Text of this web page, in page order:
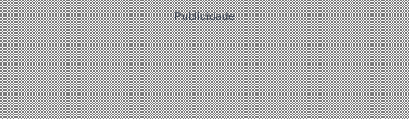
Publicidade